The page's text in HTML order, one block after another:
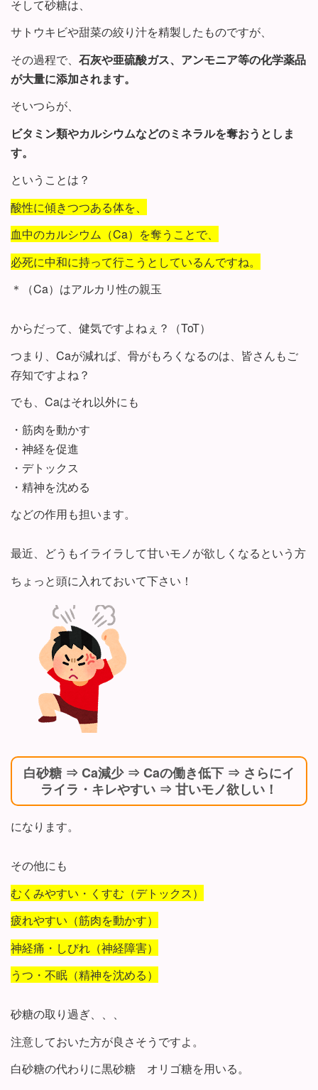
そして砂糖は、
サトウキビや甜菜の絞り汁を精製したものですが、
その過程で、 石灰や亜硫酸ガス、アンモニア等の化学薬品
が大量に添加されます。
そいつらが、
ビタミン類やカルシウムなどのミネラルを奪おうとしま
す。
ということは？
酸性に傾きつつある体を、
血中のカルシウム（Ca）を奪うことで、
必死に中和に持って行こうとしているんですね。
＊（Ca）はアルカリ性の親玉
からだって、健気ですよねぇ？（ToT）
つまり、Caが減れば、骨がもろくなるのは、皆さんもご
存知ですよね？
でも、Caはそれ以外にも
・筋肉を動かす
・神経を促進
・デトックス
・精神を沈める
などの作用も担います。
最近、どうもイライラして甘いモノが欲しくなるという方
ちょっと頭に入れておいて下さい！
白砂糖 ⇒ Ca減少 ⇒ Caの働き低下 ⇒ さらにイ
ライラ・キレやすい ⇒ 甘いモノ欲しい！
になります。
その他にも
むくみやすい・くすむ（デトックス）
疲れやすい（筋肉を動かす）
神経痛・しびれ（神経障害）
うつ・不眠（精神を沈める）
砂糖の取り過ぎ、、、
注意しておいた方が良さそうですよ。
白砂糖の代わりに黒砂糖 オリゴ糖を用いる。